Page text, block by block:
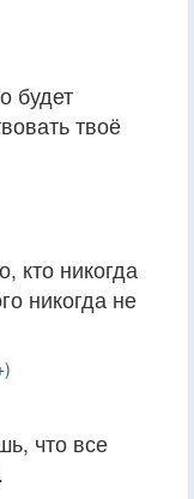
будет
твоё
кто никогда
никогда не
что все